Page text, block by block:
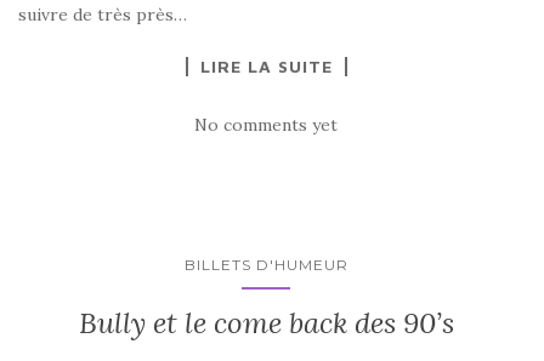
suivre de très près…
LIRE LA SUITE
No comments yet
BILLETS D'HUMEUR
Bully et le come back des 90’s